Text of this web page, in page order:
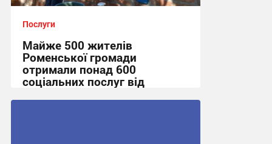
Послуги
Майже 500 жителів
Роменської громади
отримали понад 600
соціальних послуг від